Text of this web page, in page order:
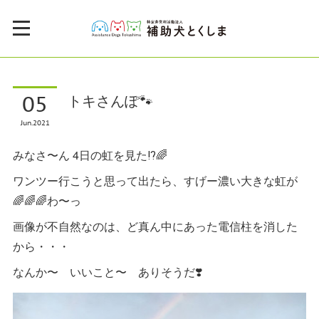
05
Jun2021
トキさんぽ🐾
みなさ〜ん 4日の虹を見た⁉️🌈
ワンツー行こうと思って出たら、すげー濃い大きな虹が
🌈🌈🌈わ〜っ
画像が不自然なのは、ど真ん中にあった電信柱を消した
から・・・
なんか〜 いいこと〜 ありそうだ❣️